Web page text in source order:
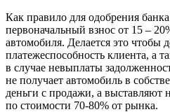
Как правило для одобрения банка
первоначальный взнос от 15 –
автомобиля. Делается это чтобы
платежеспособность клиента, а
в случае невыплаты
не получает автомобиль в
деньги с продажи, а выставляют
по стоимости 70-80% от рынка.